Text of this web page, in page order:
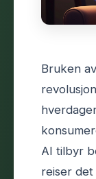
Bruken
AI tilbyr
reiser